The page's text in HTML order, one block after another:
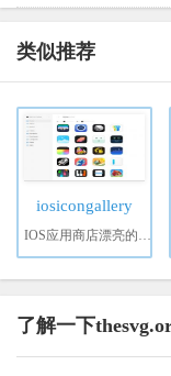
类似推荐
iosicongallery
了解一下